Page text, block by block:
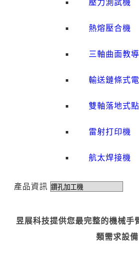
壓力測試機
熱熔壓合機
三軸曲面教
輸送鏈條式
雙軸落地式
雷射打印機
航太焊接機
產品資訊
昱展科技提供您最完整的機械手
類需求設備